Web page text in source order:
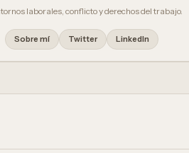
laborales, conflicto y derechos del trabajo.
Sobre mí Twitter LinkedIn